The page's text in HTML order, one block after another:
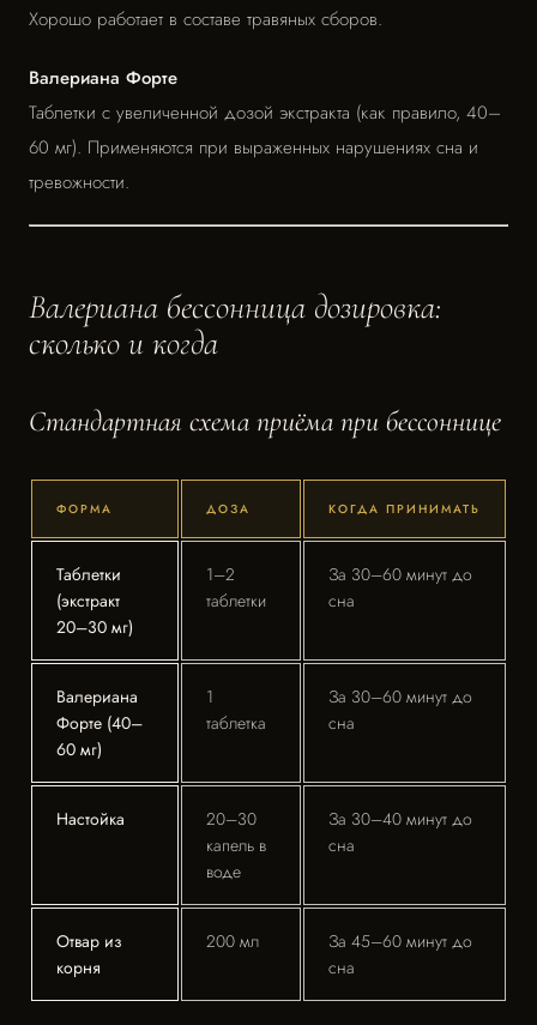
Хорошо работает в составе травяных сборов.
Валериана Форте
Таблетки с увеличенной дозой экстракта (как правило, 40–
60 мг). Применяются при выраженных нарушениях сна и
тревожности.
Валериана бессонница дозировка:
сколько и когда
Стандартная схема приёма при бессоннице
ФОРМА ДОЗА КОГДА ПРИНИМАТЬ
Таблетки
(экстракт
20–30 мг)
1–2
таблетки
За 30–60 минут до
сна
Валериана
Форте (40–
60 мг)
1
таблетка
За 30–60 минут до
сна
Настойка
20–30
капель в
воде
За 30–40 минут до
сна
Отвар из
корня
200 мл
За 45–60 минут до
сна